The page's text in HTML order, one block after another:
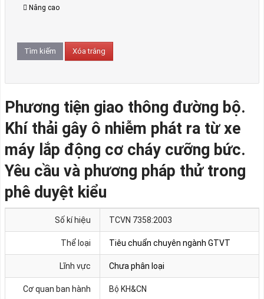
Nâng cao
Phương tiện giao thông đường bộ.
Khí thải gây ô nhiễm phát ra từ xe
máy lắp động cơ cháy cưỡng bức.
Yêu cầu và phương pháp thử trong
phê duyệt kiểu
Số kí hiệu TCVN 7358:2003
Thể loại Tiêu chuẩn chuyên ngành GTVT
Lĩnh vực Chưa phân loại
Cơ quan ban hành Bộ KH&CN